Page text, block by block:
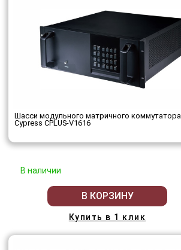
Шасси модульного матричного коммутатора
Cypress CPLUS-V1616
В наличии
В КОРЗИНУ
Купить в 1 клик